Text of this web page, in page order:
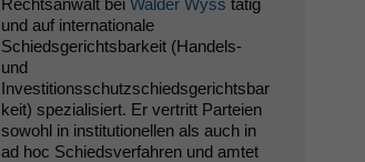
Rechtsanwalt bei Walder Wyss tätig
und auf internationale
Schiedsgerichtsbarkeit (Handels-
und
Investitionsschutzschiedsgerichtsbar
keit) spezialisiert. Er vertritt Parteien
sowohl in institutionellen als auch in
ad hoc Schiedsverfahren und amtet